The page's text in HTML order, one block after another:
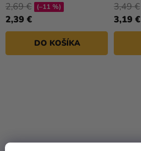
2,39 €
2,69 € (–11 %)
DO KOŠÍKA
3,19 €
3,49 €